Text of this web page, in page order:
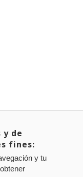
»
de
fines:
y tu